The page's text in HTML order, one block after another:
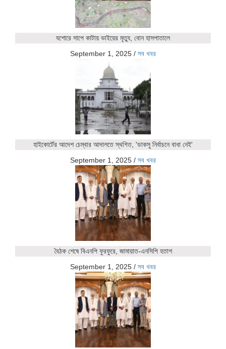
যশোরে সাপে কাটায় ভাইয়ের মৃত্যু, বোন হাসপাতালে
September 1, 2025 / সব খবর
হাইকোর্টের আদেশ চেম্বার আদালতে স্থগিত, 'ডাকসু নির্বাচনে বাধা নেই'
September 1, 2025 / সব খবর
বৈঠক শেষে বিএনপি ফুরফুরে, জামায়াত-এনসিপি হতাশ
September 1, 2025 / সব খবর